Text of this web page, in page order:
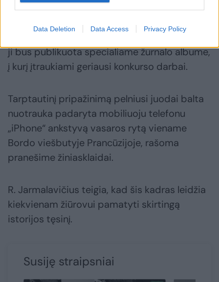
Data Deletion Data Access Privacy Policy
Nuotrauka „Ryto pažadas“ pateko į konkurso
„Monochromatic Awards 2026“ finalą. Rugsėjį
ji bus publikuota specialiame žurnalo albume,
į kurį įtraukiami geriausi konkurso darbai.
Tarptautinį pripažinimą pelniusi juodai balta
nuotrauka padaryta mobiliuoju telefonu
„iPhone“ ankstyvą vasaros rytą viename
Bordo viešbutyje Prancūzijoje, rašoma
pranešime žiniasklaidai.
R. Jarmalavičius teigia, kad šis kadras leidžia
kiekvienam žiūrovui pamatyti skirtingą
istorijos tęsinį.
Susiję straipsniai